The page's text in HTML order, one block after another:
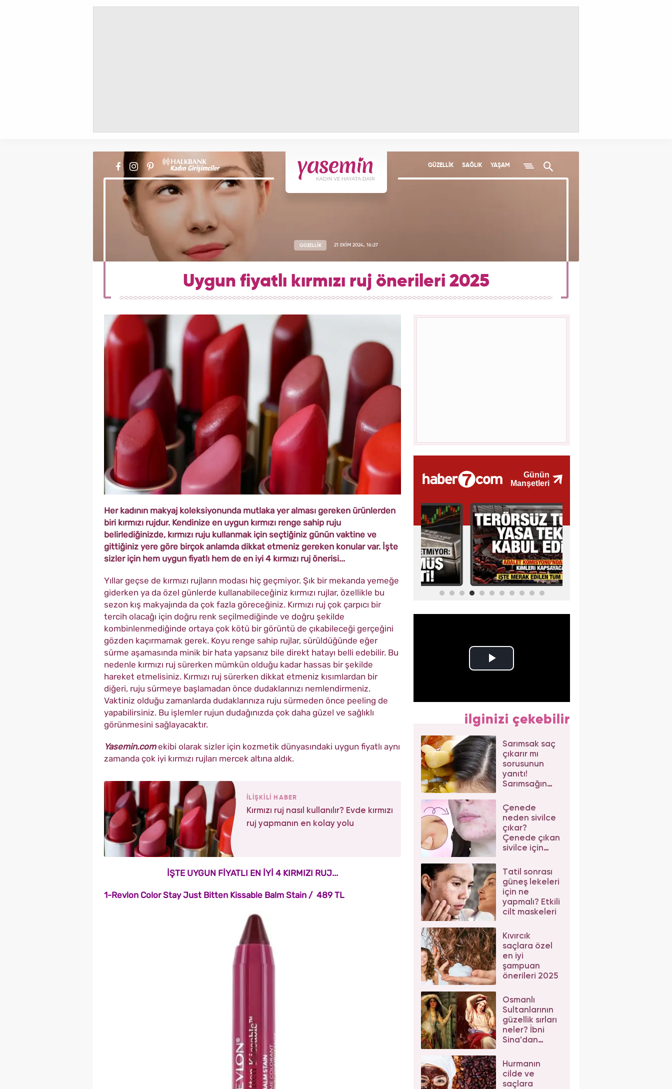
GÜZELLİK SAĞLIK YAŞAM
GÜZELLİK 21 EKİM 2024, 16:27
Uygun fiyatlı kırmızı ruj önerileri 2025
Her kadının makyaj koleksiyonunda mutlaka yer alması gereken ürünlerden
biri kırmızı rujdur. Kendinize en uygun kırmızı renge sahip ruju
belirlediğinizde, kırmızı ruju kullanmak için seçtiğiniz günün vaktine ve
gittiğiniz yere göre birçok anlamda dikkat etmeniz gereken konular var. İşte
sizler için hem uygun fiyatlı hem de en iyi 4 kırmızı ruj önerisi...
Yıllar geçse de kırmızı rujların modası hiç geçmiyor. Şık bir mekanda yemeğe
giderken ya da özel günlerde kullanabileceğiniz kırmızı rujlar, özellikle bu
sezon kış makyajında da çok fazla göreceğiniz. Kırmızı ruj çok çarpıcı bir
tercih olacağı için doğru renk seçilmediğinde ve doğru şekilde
kombinlenmediğinde ortaya çok kötü bir görüntü de çıkabileceği gerçeğini
gözden kaçırmamak gerek. Koyu renge sahip rujlar, sürüldüğünde eğer
sürme aşamasında minik bir hata yapsanız bile direkt hatayı belli edebilir. Bu
nedenle kırmızı ruj sürerken mümkün olduğu kadar hassas bir şekilde
hareket etmelisiniz. Kırmızı ruj sürerken dikkat etmeniz kısımlardan bir
diğeri, ruju sürmeye başlamadan önce dudaklarınızı nemlendirmeniz.
Vaktiniz olduğu zamanlarda dudaklarınıza ruju sürmeden önce peeling de
yapabilirsiniz. Bu işlemler rujun dudağınızda çok daha güzel ve sağlıklı
görünmesini sağlayacaktır.
Yasemin.comekibi olarak sizler için kozmetik dünyasındaki uygun fiyatlı aynı
zamanda çok iyi kırmızı rujları mercek altına aldık.
İLİŞKİLİ HABER
Kırmızı ruj nasıl kullanılır? Evde kırmızı
ruj yapmanın en kolay yolu
İŞTE UYGUN FİYATLI EN İYİ 4 KIRMIZI RUJ...
1-Revlon Color Stay Just Bitten Kissable Balm Stain / 489 TL
ilginizi çekebilir
Sarımsak saç
çıkarır mı
sorusunun
yanıtı!
Sarımsağın
nelerdir?
Çenede
neden sivilce
çıkar?
Çenede çıkan
sivilce için
Tatil sonrası
güneş lekeleri
için ne
yapmalı? Etkili
cilt maskeleri
Kıvırcık
saçlara özel
en iyi
şampuan
önerileri 2025
Osmanlı
Sultanlarının
güzellik sırları
neler? İbni
Sina'dan
önerileri
Hurmanın
cilde ve
saçlara